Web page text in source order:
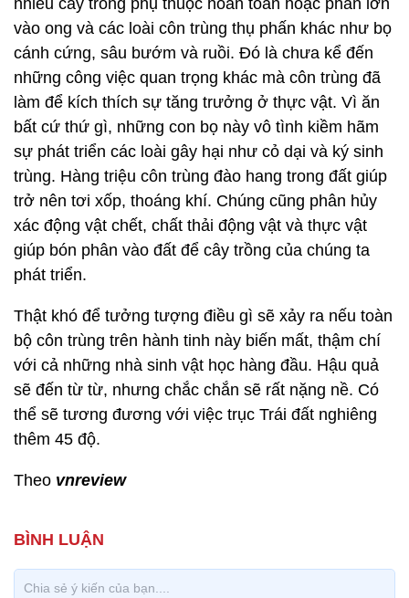
nhiều cây trồng phụ thuộc hoàn toàn hoặc phần lớn
vào ong và các loài côn trùng thụ phấn khác như bọ
cánh cứng, sâu bướm và ruồi. Đó là chưa kể đến
những công việc quan trọng khác mà côn trùng đã
làm để kích thích sự tăng trưởng ở thực vật. Vì ăn
bất cứ thứ gì, những con bọ này vô tình kiềm hãm
sự phát triển các loài gây hại như cỏ dại và ký sinh
trùng. Hàng triệu côn trùng đào hang trong đất giúp
trở nên tơi xốp, thoáng khí. Chúng cũng phân hủy
xác động vật chết, chất thải động vật và thực vật
giúp bón phân vào đất để cây trồng của chúng ta
phát triển.
Thật khó để tưởng tượng điều gì sẽ xảy ra nếu toàn
bộ côn trùng trên hành tinh này biến mất, thậm chí
với cả những nhà sinh vật học hàng đầu. Hậu quả
sẽ đến từ từ, nhưng chắc chắn sẽ rất nặng nề. Có
thể sẽ tương đương với việc trục Trái đất nghiêng
thêm 45 độ.
Theo vnreview